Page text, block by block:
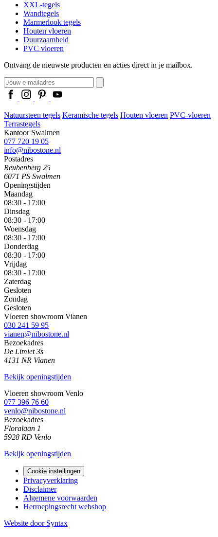
XXL-tegels
Wandtegels
Marmerlook tegels
Houten vloeren
Duurzaamheid
PVC vloeren
Ontvang de nieuwste producten en acties direct in je mailbox.
Natuursteen tegels Keramische tegels Houten vloeren PVC-vloeren
Terrastegels
Kantoor Swalmen
077 720 19 05
info@nibostone.nl
Postadres
Reubenberg 25
6071 PS Swalmen
Openingstijden
Maandag
08:30 - 17:00
Dinsdag
08:30 - 17:00
Woensdag
08:30 - 17:00
Donderdag
08:30 - 17:00
Vrijdag
08:30 - 17:00
Zaterdag
Gesloten
Zondag
Gesloten
Vloeren showroom Vianen
030 241 59 95
vianen@nibostone.nl
Bezoekadres
De Limiet 3s
4131 NR Vianen
Bekijk openingstijden
Vloeren showroom Venlo
077 396 76 60
venlo@nibostone.nl
Bezoekadres
Floralaan 1
5928 RD Venlo
Bekijk openingstijden
Cookie instellingen
Privacyverklaring
Disclaimer
Algemene voorwaarden
Herroepingsrecht webshop
Website door Syntax